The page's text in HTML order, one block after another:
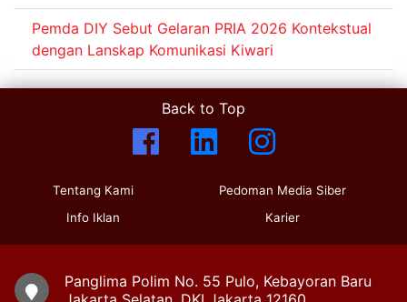
Pemda DIY Sebut Gelaran PRIA 2026 Kontekstual
dengan Lanskap Komunikasi Kiwari
Back to Top
Tentang Kami
Info Iklan
Pedoman Media Siber
Karier
Panglima Polim No. 55 Pulo, Kebayoran Baru